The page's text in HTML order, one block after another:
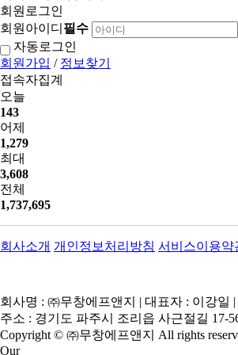
회원로그인
회원아이디 필수
자동로그인
회원가입 / 정보찾기
접속자집계
오늘
143
어제
1,279
최대
3,608
전체
1,737,695
회사소개 개인정보처리방침 서비스이용약
회사명 : ㈜무창에프앤지 | 대표자 : 이강일
주소 : 경기도 파주시 조리읍 사근절길 17-
Copyright © ㈜무창에프앤지 All rights
Our